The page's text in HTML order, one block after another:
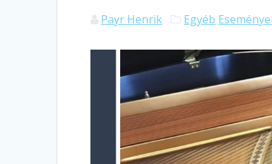
Payr Henrik Egyéb